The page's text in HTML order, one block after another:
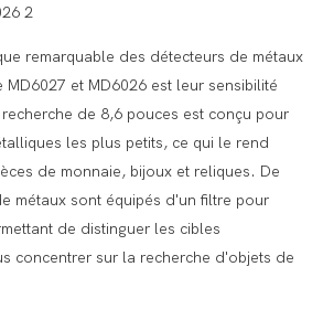
remarquable des détecteurs de métaux
MD6027 et MD6026 est leur sensibilité
de 8,6 pouces est conçu pour
les plus petits, ce qui le rend
de monnaie, bijoux et reliques. De
métaux sont équipés d'un filtre pour
de distinguer les cibles
concentrer sur la recherche d'objets de